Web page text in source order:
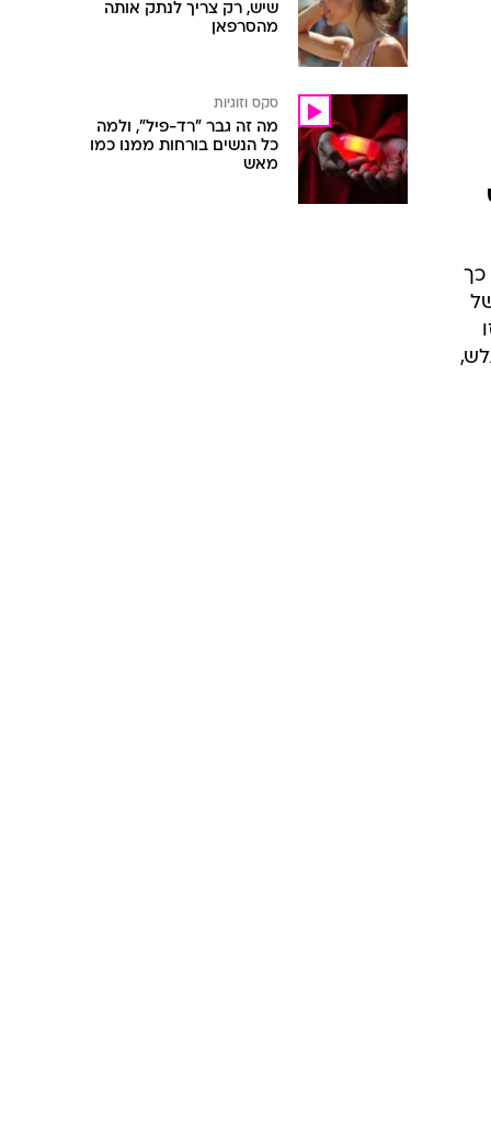
כך
שיש, רק צריך לנתק אותה
מהסרפאן
סקס וזוגיות
מה זה גבר "רד-פיל", ולמה
כל הנשים בורחות ממנו כמו
מאש